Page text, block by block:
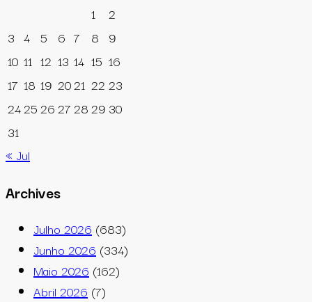
1
2
3 4 5 6 7 8 9
10 11 12 13 14 15 16
17 18 19 2021 22 23
242526272829 30
31
« Jul
Archives
Julho 2026 (683)
Junho 2026 (334)
Maio 2026 (162)
Abril 2026 (7)